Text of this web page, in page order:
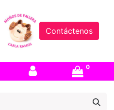
Contáctenos
0